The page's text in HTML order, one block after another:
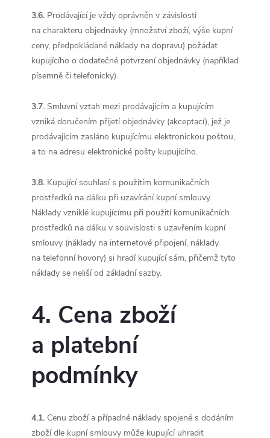
3.6. Prodávající je vždy oprávněn v závislosti
na charakteru objednávky (množství zboží, výše kupní
ceny, předpokládané náklady na dopravu) požádat
kupujícího o dodatečné potvrzení objednávky (například
písemně či telefonicky).
3.7. Smluvní vztah mezi prodávajícím a kupujícím
vzniká doručením přijetí objednávky (akceptací), jež je
prodávajícím zasláno kupujícímu elektronickou poštou,
a to na adresu elektronické pošty kupujícího.
3.8. Kupující souhlasí s použitím komunikačních
prostředků na dálku při uzavírání kupní smlouvy.
Náklady vzniklé kupujícímu při použití komunikačních
prostředků na dálku v souvislosti s uzavřením kupní
smlouvy (náklady na internetové připojení, náklady
na telefonní hovory) si hradí kupující sám, přičemž tyto
náklady se neliší od základní sazby.
4. Cena zboží
a platební
podmínky
4.1. Cenu zboží a případné náklady spojené s dodáním
zboží dle kupní smlouvy může kupující uhradit